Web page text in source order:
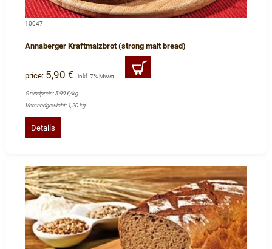
10047
Annaberger Kraftmalzbrot (strong malt bread)
price: 5,90 € inkl. 7% Mwst
Grundpreis: 5,90 €/kg
Versandgewicht: 1,20 kg
Details